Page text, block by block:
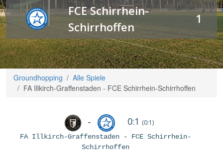
FCE Schirrhein-
Schirrhoffen
1
Groundhopping
Alle Spiele
FA Illkirch-Graffenstaden - FCE Schirrhein-Schirrhoffen
- 0:1 (0:1)
FA Illkirch-Graffenstaden- FCE Schirrhein-
Schirrhoffen